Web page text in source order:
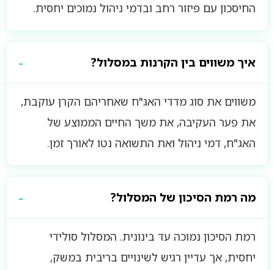
החיסכון עם פיזור רחב ובדמי ניהול נמוכים יחסית.
איך משווים בין הקרנות במסלול?
משווים את סוג מדדי האג"ח שאחריהם הקרן עוקבת,
את פער העקיבה, את משך החיים הממוצע של
האג"ח, דמי ניהול ואת התשואה נטו לאורך זמן.
מה רמת הסיכון של המסלול?
רמת הסיכון נמוכה עד בינונית. המסלול סולידי
יחסית, אך עדיין רגיש לשינויים בריבית במשק,